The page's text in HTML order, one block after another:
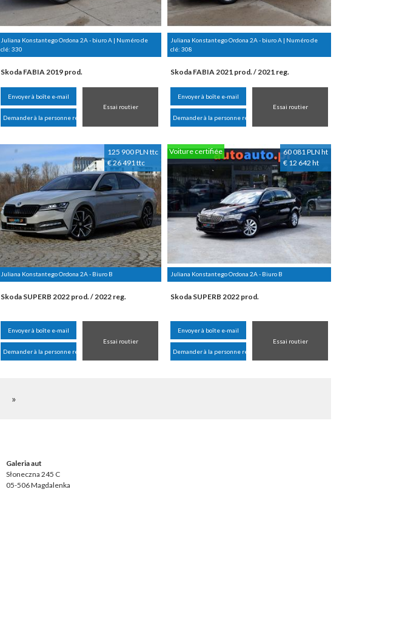
Juliana Konstantego Ordona 2A - biuro A | Numéro de
clé: 330
Skoda FABIA 2019 prod.
Envoyer à boîte e-mail
Demander à la personne responsable
Essai routier
Juliana Konstantego Ordona 2A - biuro A | Numéro de
clé: 308
Skoda FABIA 2021 prod. / 2021 reg.
Envoyer à boîte e-mail
Demander à la personne responsable
Essai routier
125 900 PLN ttc
€ 26 491 ttc
Juliana Konstantego Ordona 2A - Biuro B
Skoda SUPERB 2022 prod. / 2022 reg.
Envoyer à boîte e-mail
Demander à la personne responsable
Essai routier
60 081 PLN ht
€ 12 642 ht
Voiture certifiée
Juliana Konstantego Ordona 2A - Biuro B
Skoda SUPERB 2022 prod.
Envoyer à boîte e-mail
Demander à la personne responsable
Essai routier
»
Galeria aut
Słoneczna 245 C
05-506 Magdalenka